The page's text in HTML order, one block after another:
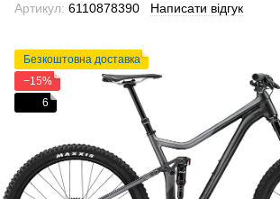
Артикул: 6110878390 Написати відгук
Безкоштовна доставка
−15%
6